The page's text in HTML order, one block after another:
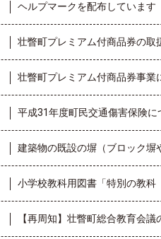
ヘルプマークを配布しています
壮瞥町プレミアム付商品券の取
壮瞥町プレミアム付商品券事業
平成31年度町民交通傷害保険に
建築物の既設の塀（ブロック塀
小学校教科用図書「特別の教
【再周知】壮瞥町総合教育会議